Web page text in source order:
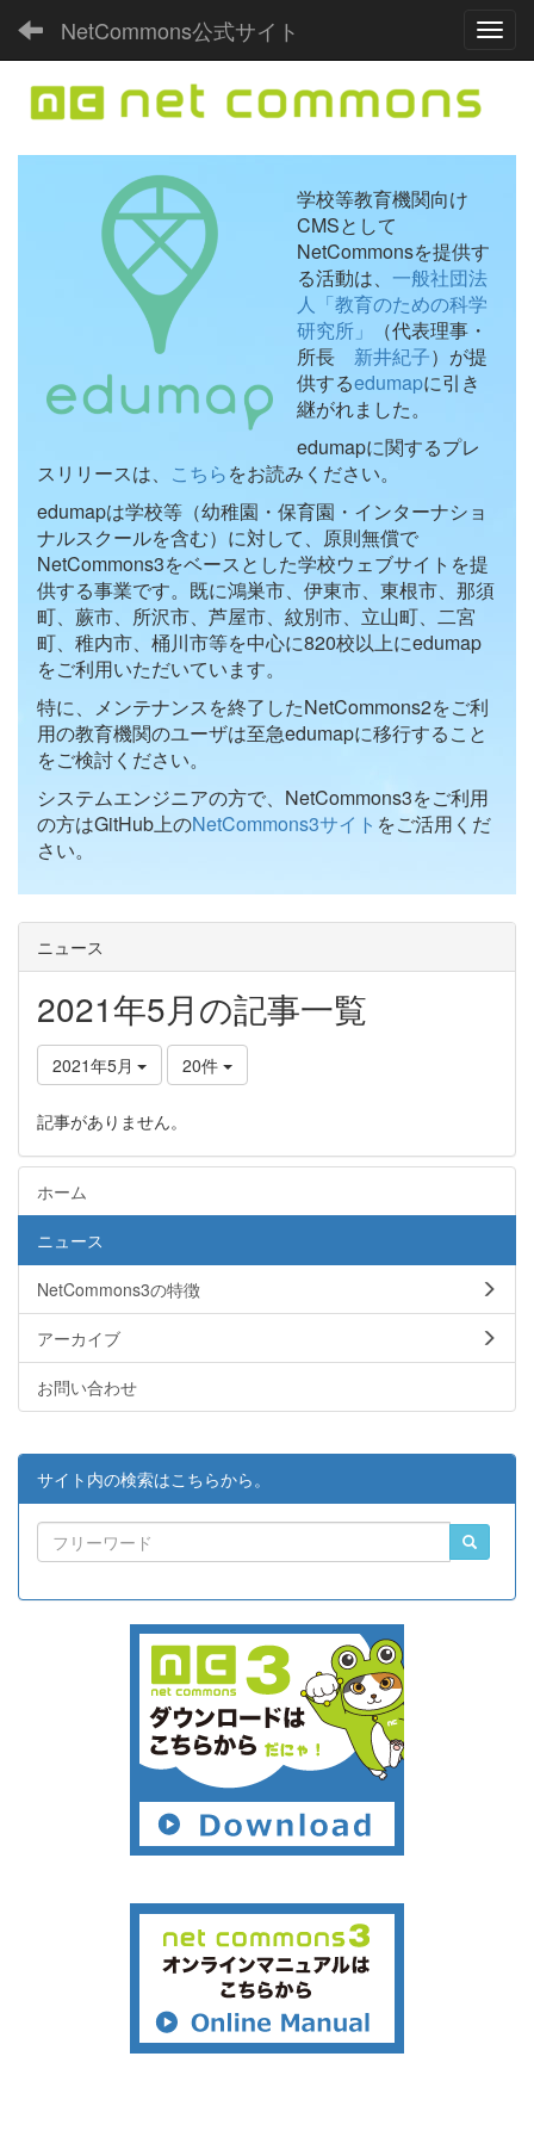
NetCommons公式サイト
学校等教育機関向け
CMSとして
NetCommonsを提供す
る活動は、 一般社団法
人「教育のための科学
研究所」
（代表理事・
所長 新井紀子）が提
供するedumapに引き
継がれました。
edumapに関するプレ
スリリースは、 こちらをお読みください。
edumapは学校等（幼稚園・保育園・インターナショ
ナルスクールを含む）に対して、原則無償で
NetCommons3をベースとした学校ウェブサイトを提
供する事業です。既に鴻巣市、伊東市、東根市、那須
町、蕨市、所沢市、芦屋市、紋別市、立山町、二宮
町、稚内市、桶川市等を中心に820校以上にedumap
をご利用いただいています。
特に、メンテナンスを終了したNetCommons2をご利
用の教育機関のユーザは至急edumapに移行すること
をご検討ください。
システムエンジニアの方で、NetCommons3をご利用
の方はGitHub上のNetCommons3サイト をご活用くだ
さい。
ニュース
2021年5月の記事一覧
2021年5月 20件
記事がありません。
ホーム
ニュース
NetCommons3の特徴
アーカイブ
お問い合わせ
サイト内の検索はこちらから。